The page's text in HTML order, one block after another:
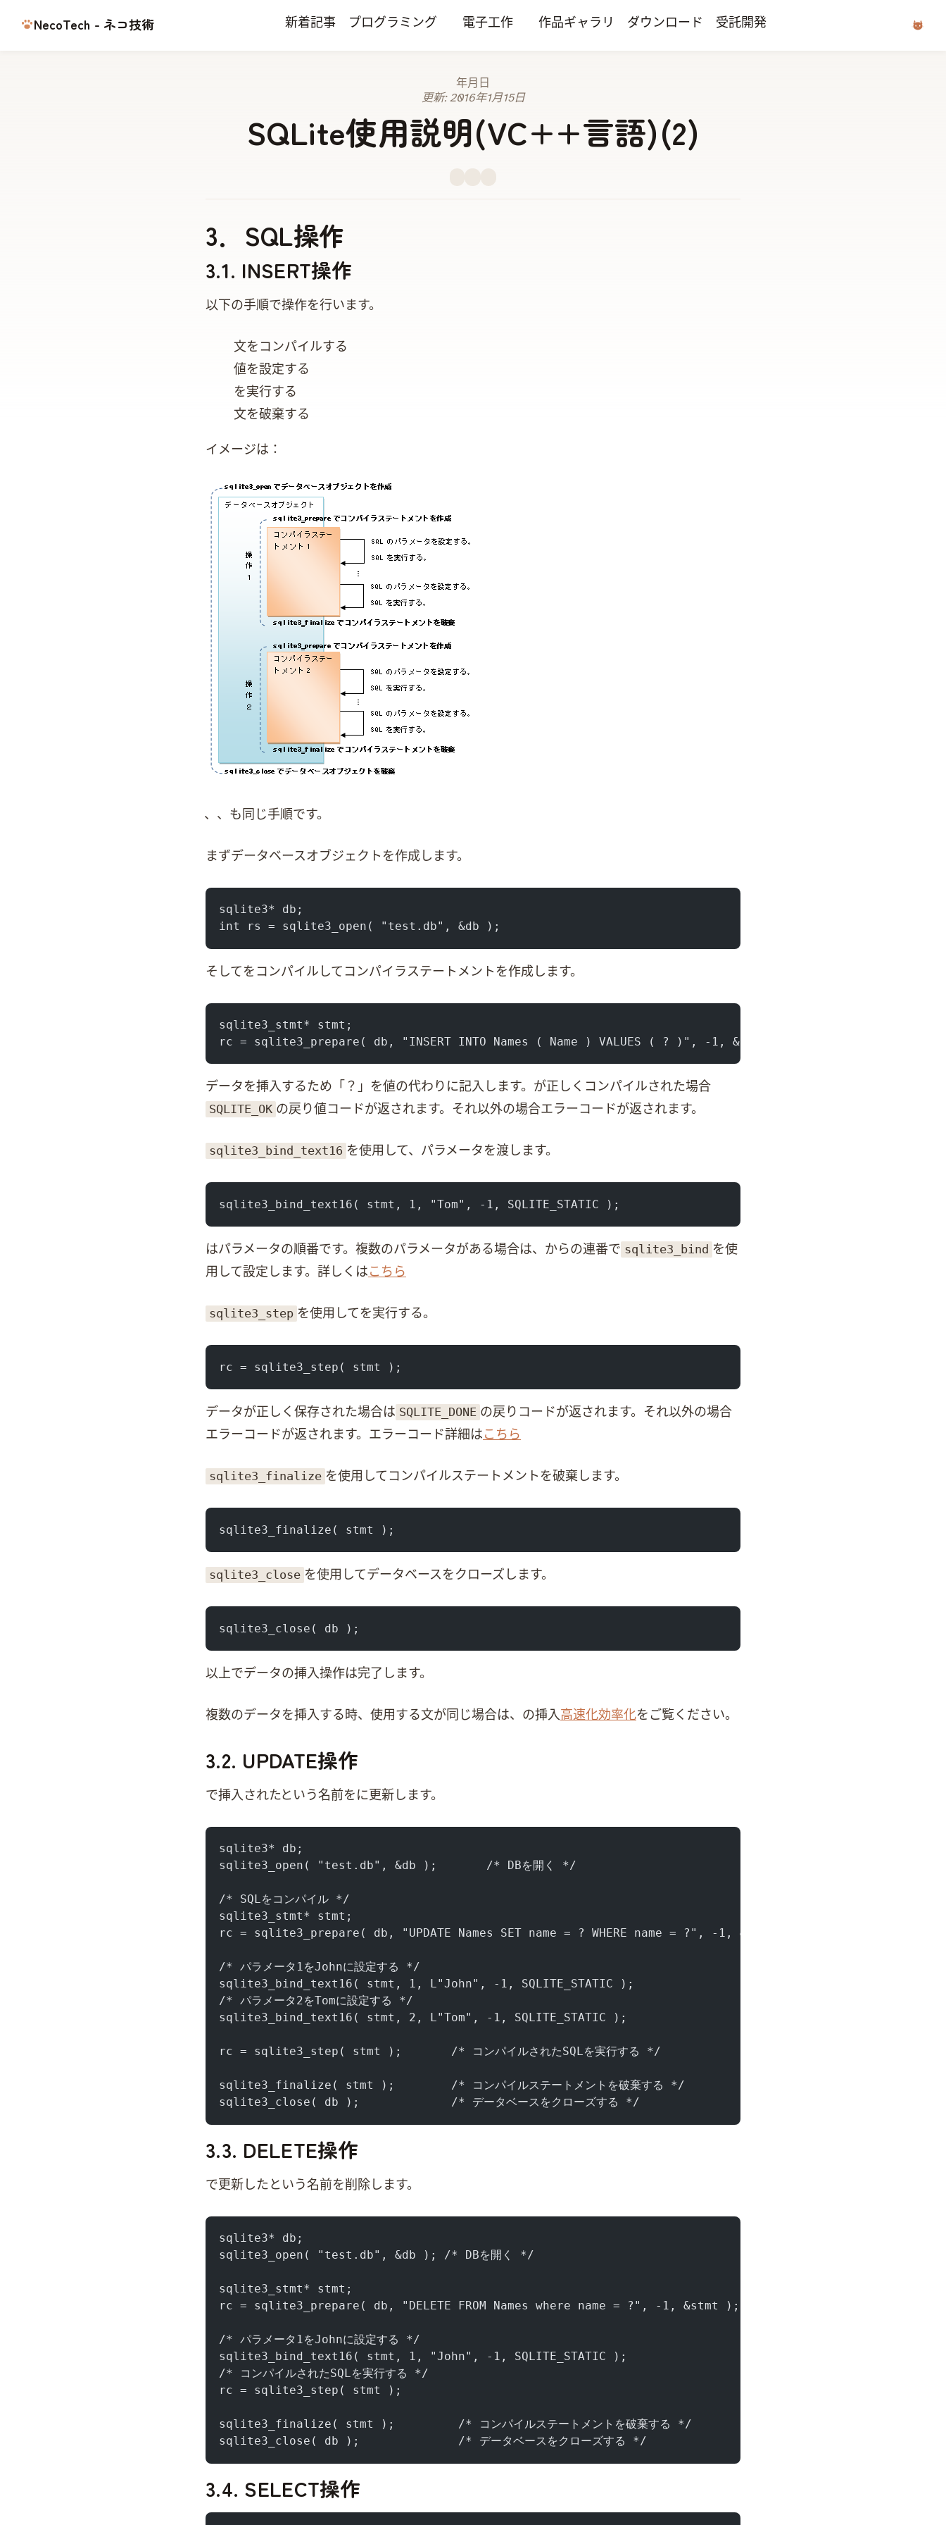
NecoTech - ネコ技術 新着記事 プログラミング 電子工作 作品ギャラリ ダウンロード 受託開発
2014年6月7日
更新:2016年1月15日
SQLite使用説明(VC++言語)(2)
3．SQL操作
3.1. INSERT操作
以下の手順で操作を行います。
SQL文をコンパイルする(sqlite3_prepare)
値を設定する(sqlite3_bind)
SQLを実行する(sqlite3_step)
SQL文を破棄する(sqlite3_finalize)
イメージは：
UPDATE、DELETE、SELECTも同じ手順です。
まずデータベースオブジェクトを作成します。
sqlite3* db;
int rs = sqlite3_open( "test.db", &db );
そしてSQLをコンパイルしてコンパイラステートメントを作成します。
sqlite3_stmt* stmt;
rc = sqlite3_prepare( db, "INSERT INTO Names ( Name ) VALUES ( ? )", -1, &stmt, NULL );
データを挿入するため「？」を値の代わりに記入します。SQLが正しくコンパイルされた場合
SQLITE_OK の戻り値コードが返されます。それ以外の場合エラーコードが返されます。
sqlite3_bind_text16 を使用して、パラメータを渡します。
sqlite3_bind_text16( stmt, 1, "Tom", -1, SQLITE_STATIC );
1はパラメータの順番です。複数のパラメータがある場合は、1からの連番で sqlite3_bind を使
用して設定します。(詳しくは こちら
sqlite3_step を使用してSQLを実行する。
rc = sqlite3_step( stmt );
データが正しく保存された場合は SQLITE_DONE の戻りコードが返されます。それ以外の場合
エラーコードが返されます。(エラーコード詳細は こちら
sqlite3_finalize を使用してコンパイルステートメントを破棄します。
sqlite3_finalize( stmt );
sqlite3_close を使用してデータベースをクローズします。
sqlite3_close( db );
以上でデータの挿入操作は完了します。
複数のデータを挿入する時、使用するSQL文が同じ場合は、 5.2の挿入高速化&効率化をご覧ください。
3.2. UPDATE操作
3.1.で挿入されたTomという名前をJohnに更新します。
sqlite3* db;
sqlite3_open( "test.db", &db );       /* DBを開く */
/* SQLをコンパイル */
sqlite3_stmt* stmt;
rc = sqlite3_prepare( db, "UPDATE Names SET name = ? WHERE name = ?", -1, &stmt );
/* パラメータ1をJohnに設定する */
sqlite3_bind_text16( stmt, 1, L"John", -1, SQLITE_STATIC );
/* パラメータ2をTomに設定する */
sqlite3_bind_text16( stmt, 2, L"Tom", -1, SQLITE_STATIC );
rc = sqlite3_step( stmt );       /* コンパイルされたSQLを実行する */
sqlite3_finalize( stmt );        /* コンパイルステートメントを破棄する */
sqlite3_close( db );             /* データベースをクローズする */
3.3. DELETE操作
3.2.で更新したJohnという名前を削除します。
sqlite3* db;
sqlite3_open( "test.db", &db ); /* DBを開く */
sqlite3_stmt* stmt;
rc = sqlite3_prepare( db, "DELETE FROM Names where name = ?", -1, &stmt ); /* SQLをコンパイル */
/* パラメータ1をJohnに設定する */
sqlite3_bind_text16( stmt, 1, "John", -1, SQLITE_STATIC );
/* コンパイルされたSQLを実行する */
rc = sqlite3_step( stmt );
sqlite3_finalize( stmt );         /* コンパイルステートメントを破棄する */
sqlite3_close( db );              /* データベースをクローズする */
3.4. SELECT操作